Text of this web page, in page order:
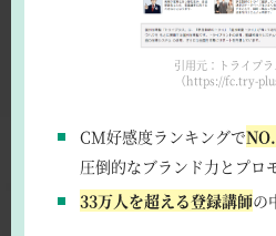
引用元：トライプ
（https://fc.try-
CM好感度ランキングで
圧倒的なブランド力とプロ
33万人を超える登録講師の